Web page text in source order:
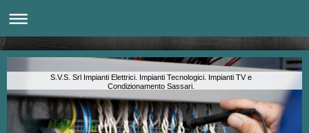
S.V.S. Srl Impianti Elettrici. Impianti Tecnologici. Impianti TV e
Condizionamento Sassari.